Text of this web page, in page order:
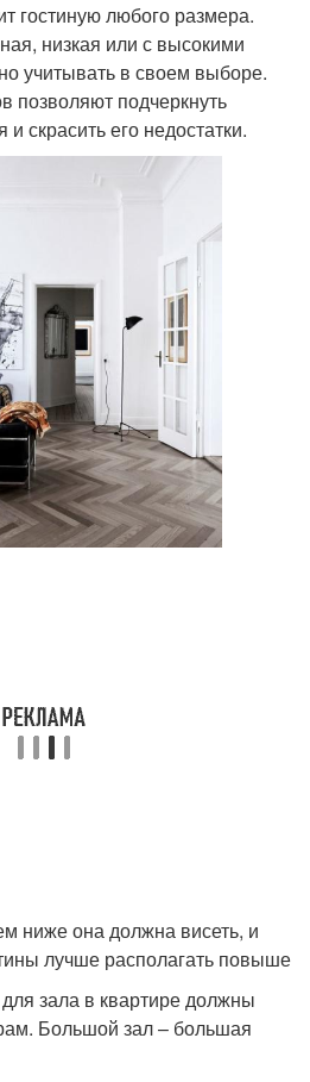
гостиную любого размера.
низкая или с высокими
учитывать в своем выборе.
позволяют подчеркнуть
скрасить его недостатки.
ниже она должна висеть, и
лучше располагать повыше
зала в квартире должны
Большой зал – большая